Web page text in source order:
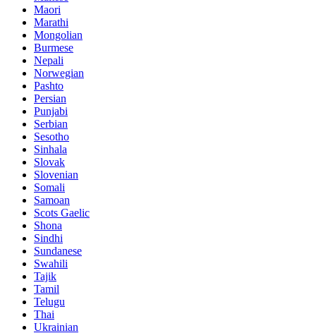
Maori
Marathi
Mongolian
Burmese
Nepali
Norwegian
Pashto
Persian
Punjabi
Serbian
Sesotho
Sinhala
Slovak
Slovenian
Somali
Samoan
Scots Gaelic
Shona
Sindhi
Sundanese
Swahili
Tajik
Tamil
Telugu
Thai
Ukrainian